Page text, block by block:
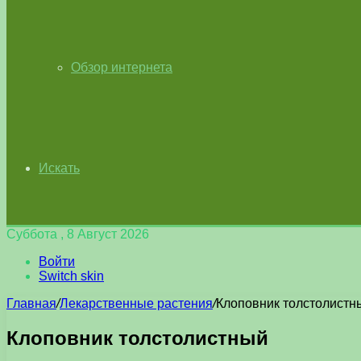
Обзор интернета
Искать
Суббота , 8 Август 2026
Войти
Switch skin
Главная/Лекарственные растения/Клоповник
Клоповник толстолистный